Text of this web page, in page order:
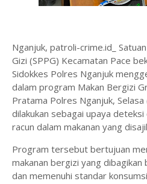
Nganjuk, patroli-crime.id_
Gizi (SPPG) Kecamatan Pace
Sidokkes Polres Nganjuk
dalam program Makan Bergizi
Pratama Polres Nganjuk,
dilakukan sebagai upaya
racun dalam makanan yang
Program tersebut bertujuan
makanan bergizi yang
dan memenuhi standar